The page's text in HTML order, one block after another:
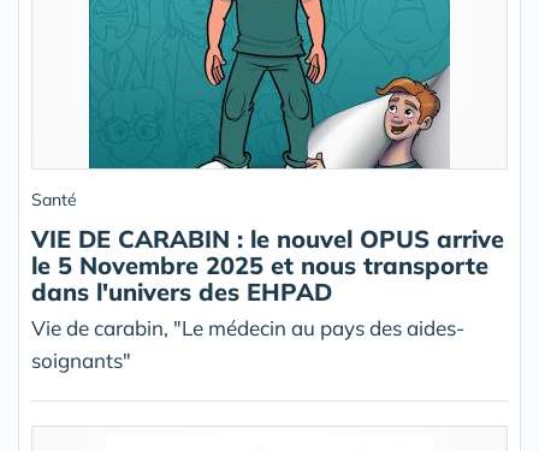
Santé
VIE DE CARABIN : le nouvel OPUS arrive
le 5 Novembre 2025 et nous transporte
dans l'univers des EHPAD
Vie de carabin, "Le médecin au pays des aides-
soignants"